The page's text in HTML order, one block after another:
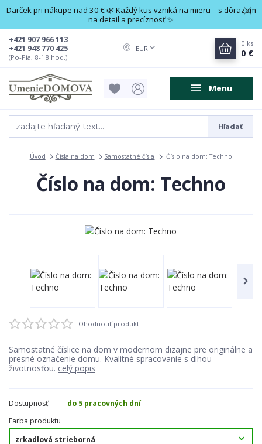
Darček pri nákupe nad 30 € 🌿 Každý kus vzniká na mieru – s dôrazom
na detail a precíznosť ✨
Menu
EUR
Hľadať
+421 948 770 425
+421 907 966 113
(Po-Pia, 8-18 hod.)
0 ks
0 €
Úvod Čísla na dom Samostatné čísla Číslo na dom: Techno
Číslo na dom: Techno
Ohodnotiť produkt
Samostatné číslice na dom v modernom dizajne pre originálne a
presné označenie domu. Kvalitné spracovanie s dlhou
životnosťou. celý popis
Dostupnosť
do 5 pracovných dní
Farba produktu